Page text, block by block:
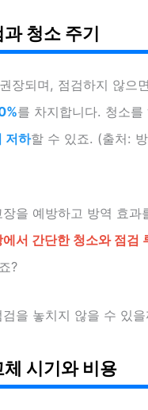
청소 주기
장되며, 점검하지 않으면
를 차지합니다. 청소를
저하할 수 있죠. (출처:
을 예방하고 방역 효과
에서 간단한 청소와 점검
?
을 놓치지 않을 수 있을
시기와 비용